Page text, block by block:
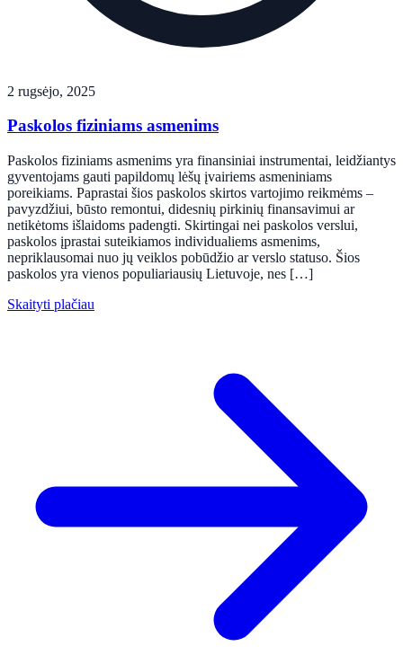
2 rugsėjo, 2025
Paskolos fiziniams asmenims
Paskolos fiziniams asmenims yra finansiniai instrumentai, leidžiantys
gyventojams gauti papildomų lėšų įvairiems asmeniniams
poreikiams. Paprastai šios paskolos skirtos vartojimo reikmėms –
pavyzdžiui, būsto remontui, didesnių pirkinių finansavimui ar
netikėtoms išlaidoms padengti. Skirtingai nei paskolos verslui,
paskolos įprastai suteikiamos individualiems asmenims,
nepriklausomai nuo jų veiklos pobūdžio ar verslo statuso. Šios
paskolos yra vienos populiariausių Lietuvoje, nes […]
Skaityti plačiau